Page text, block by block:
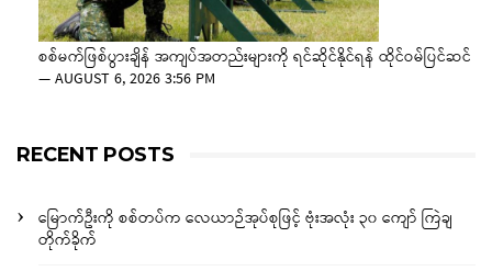
စစ်မက်ဖြစ်ပွားချိန် အကျပ်အတည်းများကို ရင်ဆိုင်နိုင်ရန် ထိုင်ဝမ်ပြင်ဆင်
—AUGUST 6, 2026 3:56 PM
RECENT POSTS
မြောက်ဦးကို စစ်တပ်က လေယာဉ်အုပ်စုဖြင့် ဗုံးအလုံး ၃၀ ကျော် ကြဲချ
တိုက်ခိုက်